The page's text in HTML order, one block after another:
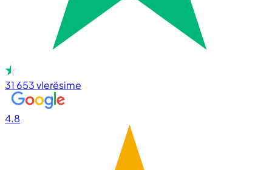
31 653vlerësime
4.8